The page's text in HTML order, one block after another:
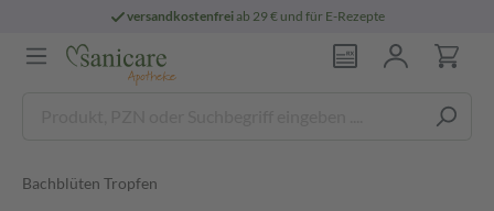
versandkostenfreiab 29 € und für E-Rezepte
Bachblüten Tropfen